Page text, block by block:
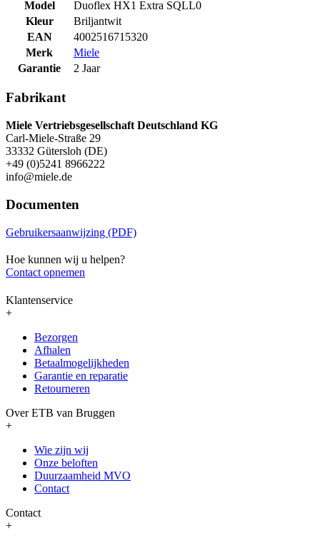
Model
Duoflex HX1 Extra SQLL0
Kleur
Briljantwit
EAN
4002516715320
Merk
Miele
Garantie
2 Jaar
Fabrikant
Miele Vertriebsgesellschaft Deutschland KG
Carl-Miele-Straße 29
33332 Gütersloh (DE)
+49 (0)5241 8966222
info@miele.de
Documenten
Gebruikersaanwijzing (PDF)
Hoe kunnen wij u helpen?
Contact opnemen
Klantenservice
+
Bezorgen
Afhalen
Betaalmogelijkheden
Garantie en reparatie
Retourneren
Over ETB van Bruggen
+
Wie zijn wij
Onze beloften
Duurzaamheid MVO
Contact
Contact
+